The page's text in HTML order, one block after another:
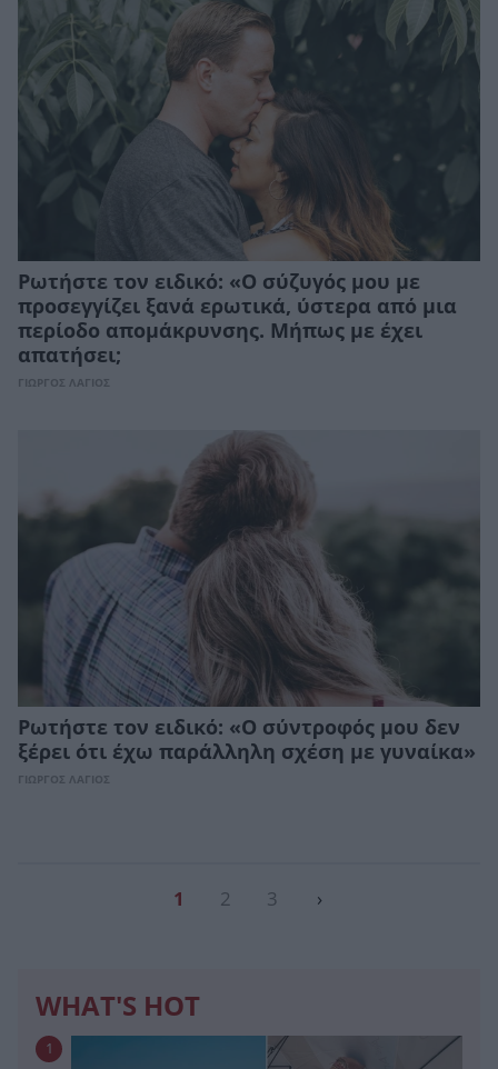
Ρωτήστε τον ειδικό: «Ο σύζυγός μου με
προσεγγίζει ξανά ερωτικά, ύστερα από μια
περίοδο απομάκρυνσης. Μήπως με έχει
απατήσει;
ΓΙΩΡΓΟΣ ΛΑΓΙΟΣ
Ρωτήστε τον ειδικό: «Ο σύντροφός μου δεν
ξέρει ότι έχω παράλληλη σχέση με γυναίκα»
ΓΙΩΡΓΟΣ ΛΑΓΙΟΣ
1 2 3 ›
WHAT'S HOT
1